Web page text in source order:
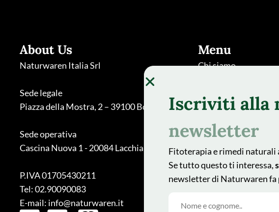
About Us
Naturwaren Italia Srl
Sede legale
Piazza della Mostra, 2 – 39100 Bolzano
Sede operativa
Cascina Nuova 1 - 20084 Lacchiarella (MI)
P.IVA 01705430211
Tel: 02.90090083
E-mail: info@naturwaren.it
Menu
Chi siamo
Piante
Natur Blog
Shop
Area farmacisti
Recedere dal
Iscriviti alla
newsletter
Fitoterapia e rimedi naturali
Se tutto questo ti interessa,
newsletter di Naturwaren fa